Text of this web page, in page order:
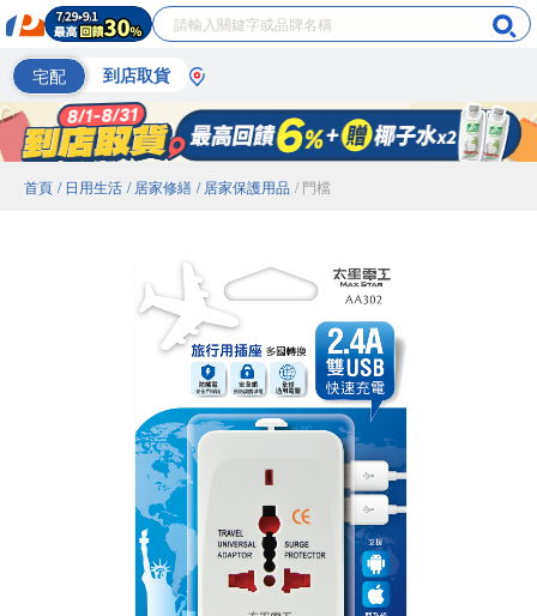
宅配 到店取貨
首頁 / 日用生活 / 居家修繕 / 居家保護用品 / 門檔